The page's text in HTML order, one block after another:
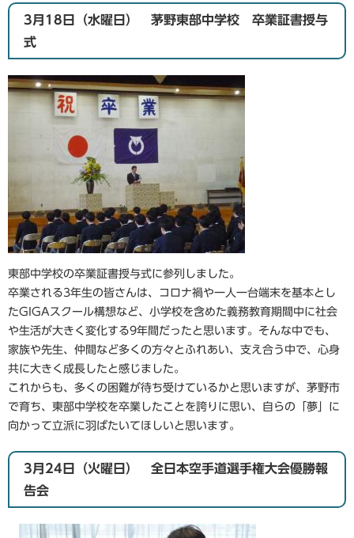
3月18日（水曜日） 茅野東部中学校 卒業証書授与
式
東部中学校の卒業証書授与式に参列しました。
卒業される3年生の皆さんは、コロナ禍や一人一台端末を基本とし
たGIGAスクール構想など、小学校を含めた義務教育期間中に社会
や生活が大きく変化する9年間だったと思います。そんな中でも、
家族や先生、仲間など多くの方々とふれあい、支え合う中で、心身
共に大きく成長したと感じました。
これからも、多くの困難が待ち受けているかと思いますが、茅野市
で育ち、東部中学校を卒業したことを誇りに思い、自らの「夢」に
向かって立派に羽ばたいてほしいと思います。
3月24日（火曜日） 全日本空手道選手権大会優勝報
告会